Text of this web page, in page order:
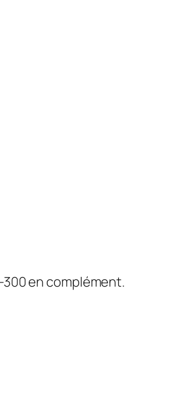
en complément.